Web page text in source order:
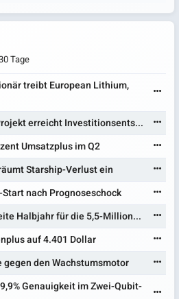
Tage
treibt European Lithium,
erreicht Investitionsents...
Umsatzplus im Q2
Starship-Verlust ein
nach Prognoseschock
Halbjahr für die 5,5-Million...
auf 4.401 Dollar
den Wachstumsmotor
Genauigkeit im Zwei-Qubit-